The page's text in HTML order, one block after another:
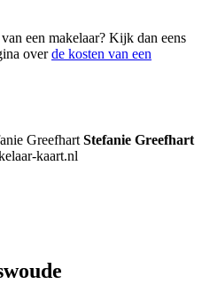
een makelaar? Kijk dan eens
overde kosten van een
Stefanie Greefhart
kaart.nl